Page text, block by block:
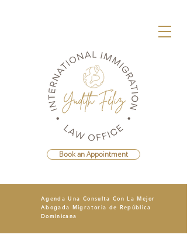
Book an Appointment
Agenda Una Consulta Con La Mejor
Abogada Migratoria de República
Dominicana